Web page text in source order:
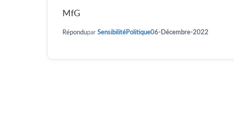
MfG
RéponduparSensibilitéPolitique06-Décembre-2022